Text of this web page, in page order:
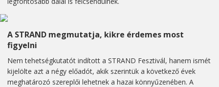
A STRAND megmutatja, kikre érdemes most
figyelni
Nem tehetségkutatót indított a STRAND Fesztivál, hanem ismét
kijelölte azt a négy előadót, akik szerintük a következő évek
meghatározó szereplői lehetnek a hazai könnyűzenében. A